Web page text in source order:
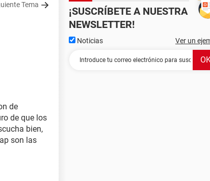
Tema
de
de que los
bien,
son las
¡SUSCRÍBETE A NUESTRA
NEWSLETTER!
Noticias Ver un